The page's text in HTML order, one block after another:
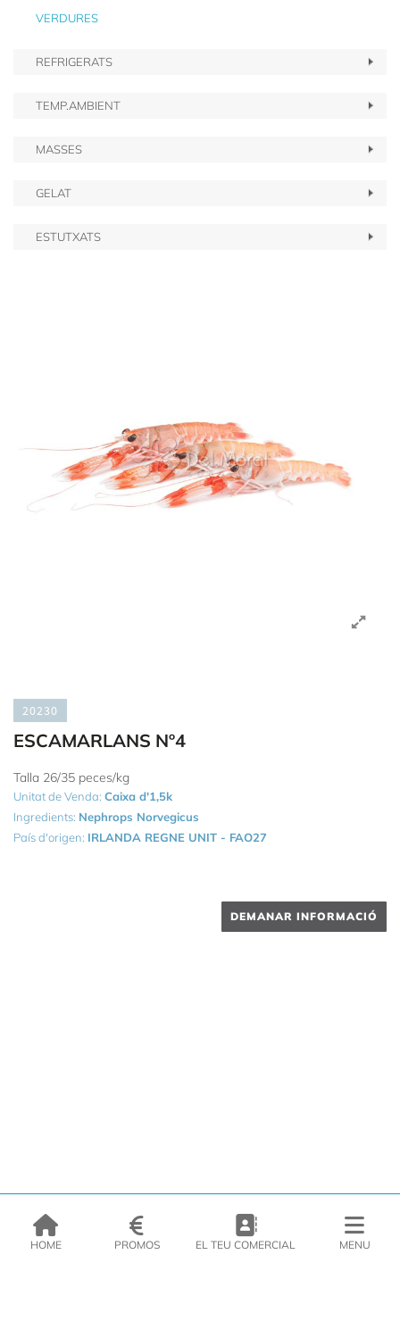
VERDURES
REFRIGERATS
TEMP.AMBIENT
MASSES
GELAT
ESTUTXATS
20230
ESCAMARLANS Nº4
Talla 26/35 peces/kg
Unitat de Venda: Caixa d'1,5k
Ingredients: Nephrops Norvegicus
País d'origen: IRLANDA REGNE UNIT - FAO27
DEMANAR INFORMACIÓ
HOME PROMOS EL TEU COMERCIAL MENU